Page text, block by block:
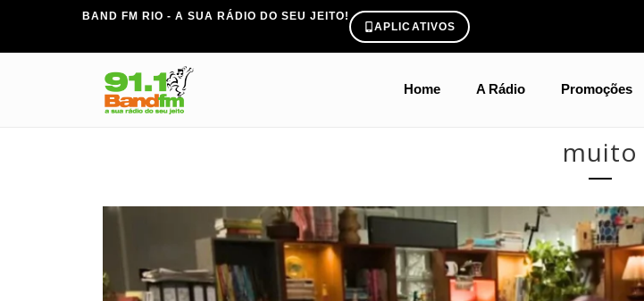
BAND FM RIO - A SUA RÁDIO DO SEU JEITO!
APLICATIVOS
Home A Rádio Promoções
muito